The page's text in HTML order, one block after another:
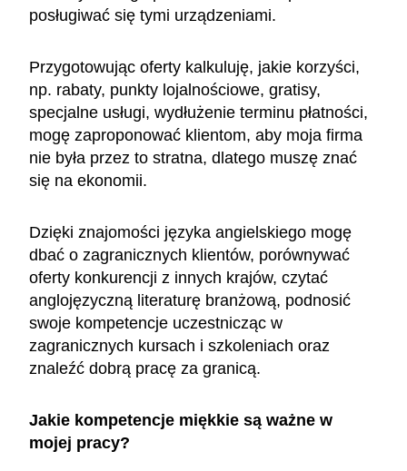
posługiwać się tymi urządzeniami.
Przygotowując oferty kalkuluję, jakie korzyści,
np. rabaty, punkty lojalnościowe, gratisy,
specjalne usługi, wydłużenie terminu płatności,
mogę zaproponować klientom, aby moja firma
nie była przez to stratna, dlatego muszę znać
się na ekonomii.
Dzięki znajomości języka angielskiego mogę
dbać o zagranicznych klientów, porównywać
oferty konkurencji z innych krajów, czytać
anglojęzyczną literaturę branżową, podnosić
swoje kompetencje uczestnicząc w
zagranicznych kursach i szkoleniach oraz
znaleźć dobrą pracę za granicą.
Jakie kompetencje miękkie są ważne w
mojej pracy?